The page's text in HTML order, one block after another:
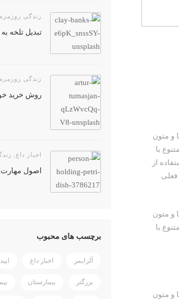
و متون
با
از
فعلی
و متون
با
و متون
زندگی روزمره
تبدیل تلخه
زندگی روزمره
روش خرید
اخبار داغ ,
اصول
برچسب های محبوب
آلزایمر اخبار داغ
بزرگتر بیمارستان